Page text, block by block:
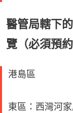
醫管局轄下
覽（必須預約
港島區
東區：西灣河